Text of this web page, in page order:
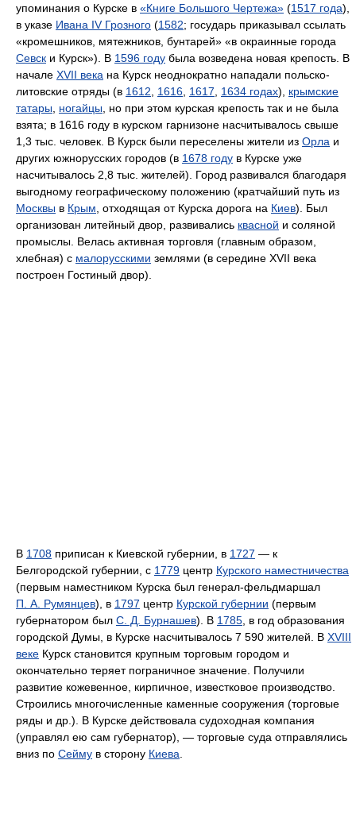
упоминания о Курске в «Книге Большого Чертежа» (1517 года),
в указе Ивана IV Грозного (1582; государь приказывал ссылать
«кромешников, мятежников, бунтарей» «в окраинные города
Севск и Курск»). В 1596 году была возведена новая крепость. В
начале XVII века на Курск неоднократно нападали польско-
литовские отряды (в 1612 1616 1617 1634 годах), крымские
татары
ногайцы , но при этом курская крепость так и не была
взята; в 1616 году в курском гарнизоне насчитывалось свыше
1,3 тыс. человек. В Курск были переселены жители из Орла и
других южнорусских городов (в 1678 году в Курске уже
насчитывалось 2,8 тыс. жителей). Город развивался благодаря
выгодному географическому положению (кратчайший путь из
Москвы в Крым , отходящая от Курска дорога на Киев). Был
организован литейный двор, развивались квасной и соляной
промыслы. Велась активная торговля (главным образом,
хлебная) с малорусскими землями (в середине XVII века
построен Гостиный двор).
В 1708 приписан к Киевской губернии, в 1727 — к
Белгородской губернии, с 1779 центр Курского наместничества
(первым наместником Курска был генерал-фельдмаршал
П. А. Румянцев), в 1797 центр Курской губернии (первым
губернатором был С. Д. Бурнашев). В 1785 , в год образования
городской Думы, в Курске насчитывалось 7 590 жителей. В XVIII
веке Курск становится крупным торговым городом и
окончательно теряет пограничное значение. Получили
развитие кожевенное, кирпичное, известковое производство.
Строились многочисленные каменные сооружения (торговые
ряды и др.). В Курске действовала судоходная компания
(управлял ею сам губернатор), — торговые суда отправлялись
вниз по Сейму в сторону Киева